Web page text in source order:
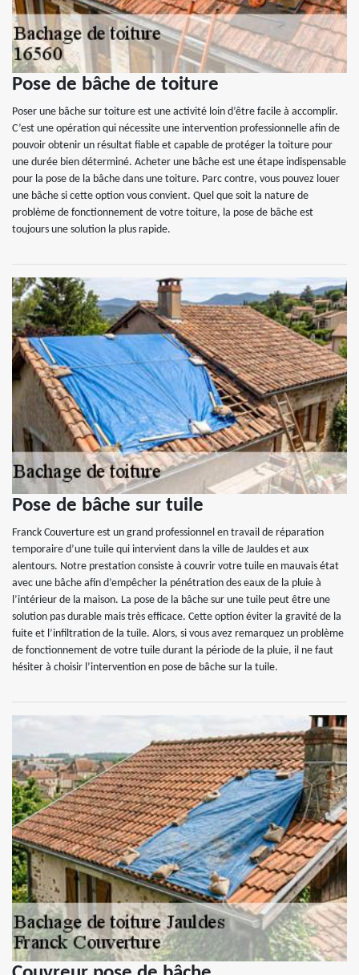
Pose de bâche de toiture
Poser une bâche sur toiture est une activité loin d’être facile à accomplir.
C’est une opération qui nécessite une intervention professionnelle afin de
pouvoir obtenir un résultat fiable et capable de protéger la toiture pour
une durée bien déterminé. Acheter une bâche est une étape indispensable
pour la pose de la bâche dans une toiture. Parc contre, vous pouvez louer
une bâche si cette option vous convient. Quel que soit la nature de
problème de fonctionnement de votre toiture, la pose de bâche est
toujours une solution la plus rapide.
Pose de bâche sur tuile
Franck Couverture est un grand professionnel en travail de réparation
temporaire d’une tuile qui intervient dans la ville de Jauldes et aux
alentours. Notre prestation consiste à couvrir votre tuile en mauvais état
avec une bâche afin d’empêcher la pénétration des eaux de la pluie à
l’intérieur de la maison. La pose de la bâche sur une tuile peut être une
solution pas durable mais très efficace. Cette option éviter la gravité de la
fuite et l’infiltration de la tuile. Alors, si vous avez remarquez un problème
de fonctionnement de votre tuile durant la période de la pluie, il ne faut
hésiter à choisir l’intervention en pose de bâche sur la tuile.